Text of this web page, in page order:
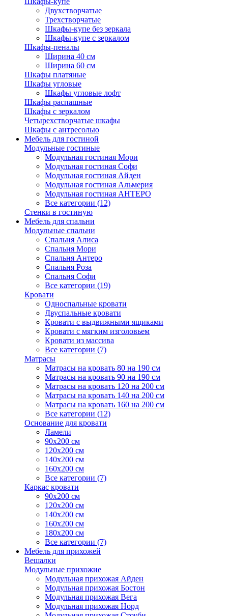
Двухстворчатые
Трехстворчатые
Шкафы-купе без зеркала
Шкафы-купе с зеркалом
Шкафы-пеналы
Ширина 40 см
Ширина 60 см
Шкафы платяные
Шкафы угловые
Шкафы угловые лофт
Шкафы распашные
Шкафы с зеркалом
Четырехстворчатые шкафы
Шкафы с антресолью
Мебель для гостиной
Модульные гостиные
Модульная гостиная Мори
Модульная гостиная Софи
Модульная гостиная Айден
Модульная гостиная Альмерия
Модульная гостиная АНТЕРО
Все категории (12)
Стенки в гостиную
Мебель для спальни
Модульные спальни
Спальня Алиса
Спальня Мори
Спальня Антеро
Спальня Роза
Спальня Софи
Все категории (19)
Кровати
Односпальные кровати
Двуспальные кровати
Кровати с выдвижными ящиками
Кровати с мягким изголовьем
Кровати из массива
Все категории (7)
Матрасы
Матрасы на кровать 80 на 190 см
Матрасы на кровать 90 на 190 см
Матрасы на кровать 120 на 200 см
Матрасы на кровать 140 на 200 см
Матрасы на кровать 160 на 200 см
Все категории (12)
Основание для кровати
Ламели
90х200 см
120х200 см
140х200 см
160х200 см
Все категории (7)
Каркас кровати
90х200 см
120х200 см
140х200 см
160х200 см
180х200 см
Все категории (7)
Мебель для прихожей
Вешалки
Модульные прихожие
Модульная прихожая Айден
Модульная прихожая Бостон
Модульная прихожая Вега
Модульная прихожая Норд